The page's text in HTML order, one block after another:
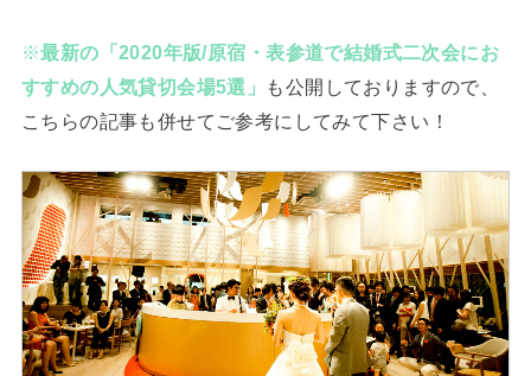
※最新の「2020年版/原宿・表参道で結婚式二次会にお
すすめの人気貸切会場5選」
も公開しておりますので、
こちらの記事も併せてご参考にしてみて下さい！